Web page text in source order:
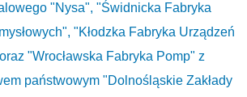
"Nysa", "Świdnicka Fabryka
"Kłodzka Fabryka Urządzeń
"Wrocławska Fabryka Pomp" z
państwowym "Dolnośląskie Zakłady